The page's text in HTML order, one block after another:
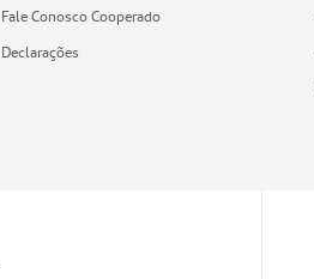
Fale Conosco Cooperado
Declarações